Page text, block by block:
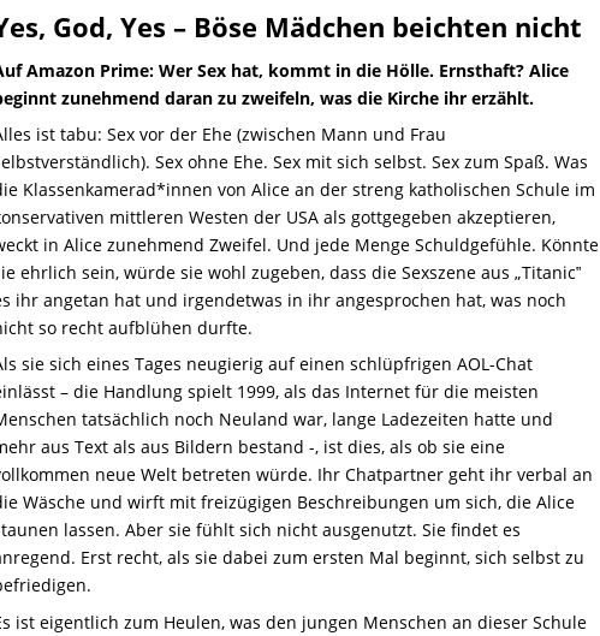
God, Yes – Böse Mädchen beichten nicht
Amazon Prime: Wer Sex hat, kommt in die Hölle. Ernsthaft? Alice
zunehmend daran zu zweifeln, was die Kirche ihr erzählt.
ist tabu: Sex vor der Ehe (zwischen Mann und Frau
). Sex ohne Ehe. Sex mit sich selbst. Sex zum Spaß. Was
Klassenkamerad*innen von Alice an der streng katholischen Schule im
mittleren Westen der USA als gottgegeben akzeptieren,
in Alice zunehmend Zweifel. Und jede Menge Schuldgefühle. Könnte
ehrlich sein, würde sie wohl zugeben, dass die Sexszene aus „Titanic‟
ihr angetan hat und irgendetwas in ihr angesprochen hat, was noch
so recht aufblühen durfte.
sie sich eines Tages neugierig auf einen schlüpfrigen AOL-Chat
– die Handlung spielt 1999, als das Internet für die meisten
tatsächlich noch Neuland war, lange Ladezeiten hatte und
aus Text als aus Bildern bestand -, ist dies, als ob sie eine
neue Welt betreten würde. Ihr Chatpartner geht ihr verbal an
Wäsche und wirft mit freizügigen Beschreibungen um sich, die Alice
lassen. Aber sie fühlt sich nicht ausgenutzt. Sie findet es
Erst recht, als sie dabei zum ersten Mal beginnt, sich selbst zu
ist eigentlich zum Heulen, was den jungen Menschen an dieser Schule